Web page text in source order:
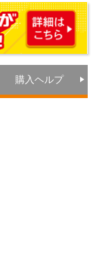
購入ヘルプ